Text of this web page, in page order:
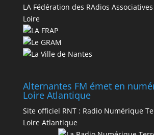
LA Fédération des RAdios
Loire
Alternantes FM émet en
Loire Atlantique
Site officiel RNT : Radio Numérique
Loire Atlantique